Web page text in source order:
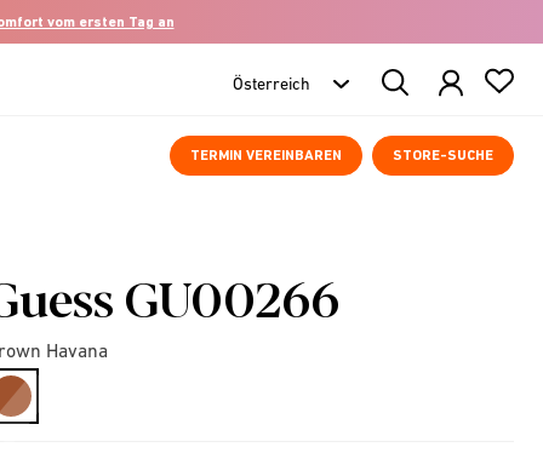
vom ersten Tag an
Search
Products
TERMIN VEREINBAREN STORE-SUCHE
GU00266
Havana
selected